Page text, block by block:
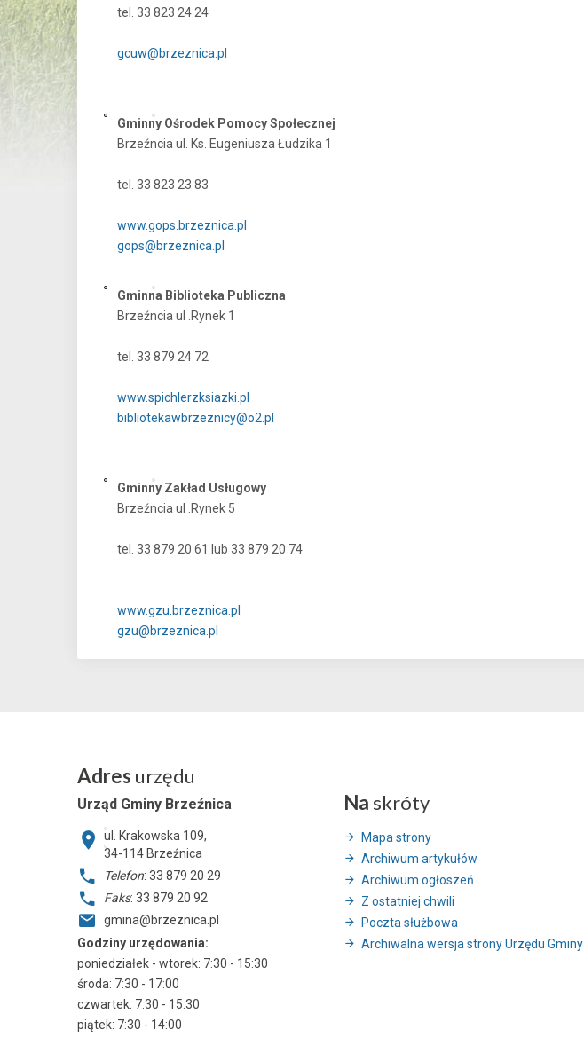
tel. 33 823 24 24
gcuw@brzeznica.pl
Gminny Ośrodek Pomocy Społecznej
Brzeźncia ul. Ks. Eugeniusza Łudzika 1
tel. 33 823 23 83
www.gops.brzeznica.pl
gops@brzeznica.pl
Gminna Biblioteka Publiczna
Brzeźncia ul .Rynek 1
tel. 33 879 24 72
www.spichlerzksiazki.pl
bibliotekawbrzeznicy@o2.pl
Gminny Zakład Usługowy
Brzeźncia ul .Rynek 5
tel. 33 879 20 61 lub 33 879 20 74
www.gzu.brzeznica.pl
gzu@brzeznica.pl
Adres urzędu
Urząd Gminy Brzeźnica
ul. Krakowska 109,
34-114 Brzeźnica
Telefon: 33 879 20 29
Faks: 33 879 20 92
gmina@brzeznica.pl
Godziny urzędowania:
poniedziałek - wtorek: 7:30 - 15:30
środa: 7:30 - 17:00
czwartek: 7:30 - 15:30
piątek: 7:30 - 14:00
Na skróty
Mapa strony
Archiwum artykułów
Archiwum ogłoszeń
Z ostatniej chwili
Poczta służbowa
Archiwalna wersja strony Urzędu Gminy